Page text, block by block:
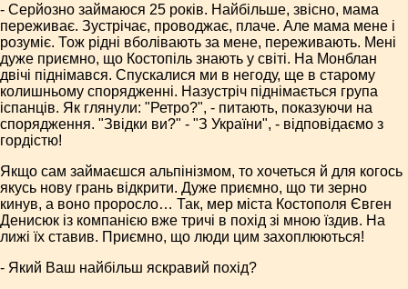
- Серйозно займаюся 25 років. Найбільше, звісно, мама
переживає. Зустрічає, проводжає, плаче. Але мама мене і
розуміє. Тож рідні вболівають за мене, переживають. Мені
дуже приємно, що Костопіль знають у світі. На Монблан
двічі піднімався. Спускалися ми в негоду, ще в старому
колишньому спорядженні. Назустріч піднімається група
іспанців. Як глянули: "Ретро?", - питають, показуючи на
спорядження. "Звідки ви?" - "З України", - відповідаємо з
гордістю!
Якщо сам займаєшся альпінізмом, то хочеться й для когось
якусь нову грань відкрити. Дуже приємно, що ти зерно
кинув, а воно проросло… Так, мер міста Костополя Євген
Денисюк із компанією вже тричі в похід зі мною їздив. На
лижі їх ставив. Приємно, що люди цим захоплюються!
- Який Ваш найбільш яскравий похід?